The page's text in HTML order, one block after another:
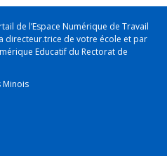
de l’Espace Numérique de Travail
directeur.trice de votre école et par
Educatif du Rectorat de
Minois